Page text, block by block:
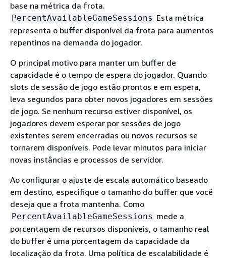
base na métrica da frota.
PercentAvailableGameSessions Esta métrica
representa o buffer disponível da frota para aumentos
repentinos na demanda do jogador.
O principal motivo para manter um buffer de
capacidade é o tempo de espera do jogador. Quando
slots de sessão de jogo estão prontos e em espera,
leva segundos para obter novos jogadores em sessões
de jogo. Se nenhum recurso estiver disponível, os
jogadores devem esperar por sessões de jogo
existentes serem encerradas ou novos recursos se
tornarem disponíveis. Pode levar minutos para iniciar
novas instâncias e processos de servidor.
Ao configurar o ajuste de escala automático baseado
em destino, especifique o tamanho do buffer que você
deseja que a frota mantenha. Como
PercentAvailableGameSessions mede a
porcentagem de recursos disponíveis, o tamanho real
do buffer é uma porcentagem da capacidade da
localização da frota. Uma política de escalabilidade é